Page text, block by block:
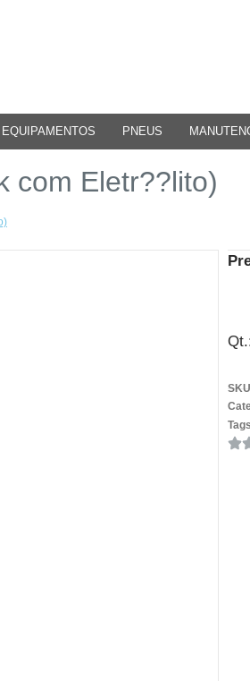
EQUIPAMENTOS PNEUS
com Eletr??lito)
SKU
Tags